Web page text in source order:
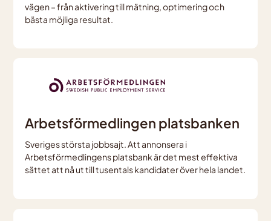
vägen – från aktivering till mätning, optimering och
bästa möjliga resultat.
Arbetsförmedlingen platsbanken
Sveriges största jobbsajt. Att annonsera i
Arbetsförmedlingens platsbank är det mest effektiva
sättet att nå ut till tusentals kandidater över hela landet.